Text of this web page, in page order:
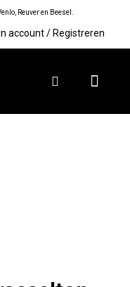
Reuver en Beesel.
account / Registreren